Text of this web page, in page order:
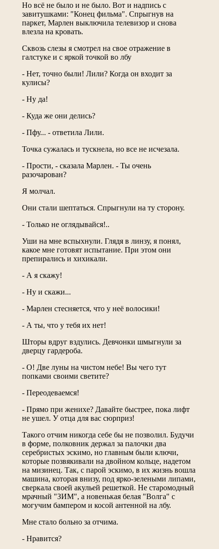
Но всё не было и не было. Вот и надпись с
завитушками: "Конец фильма". Спрыгнув на
паркет, Марлен выключила телевизор и снова
влезла на кровать.
Сквозь слезы я смотрел на свое отражение в
галстуке и с яркой точкой во лбу
- Нет, точно были! Лили? Когда он входит за
кулисы?
- Ну да!
- Куда же они делись?
- Пфу... - ответила Лили.
Точка сужалась и тускнела, но все не исчезала.
- Прости, - сказала Марлен. - Ты очень
разочарован?
Я молчал.
Они стали шептаться. Спрыгнули на ту сторону.
- Только не оглядывайся!..
Уши на мне вспыхнули. Глядя в линзу, я понял,
какое мне готовят испытание. При этом они
препирались и хихикали.
- А я скажу!
- Ну и скажи...
- Марлен стесняется, что у неё волосики!
- А ты, что у тебя их нет!
Шторы вдруг вздулись. Девчонки шмыгнули за
дверцу гардероба.
- О! Две луны на чистом небе! Вы чего тут
попками своими светите?
- Переодеваемся!
- Прямо при женихе? Давайте быстрее, пока лифт
не ушел. У отца для вас сюрприз!
Такого отчим никогда себе бы не позволил. Будучи
в форме, полковник держал за палочки два
серебристых эскимо, но главным были ключи,
которые позвякивали на двойном кольце, надетом
на мизинец. Так, с парой эскимо, в их жизнь вошла
машина, которая внизу, под ярко-зелеными липами,
сверкала своей акульей решеткой. Не старомодный
мрачный "ЗИМ", а новенькая белая "Волга" с
могучим бампером и косой антенной на лбу.
Мне стало больно за отчима.
- Нравится?